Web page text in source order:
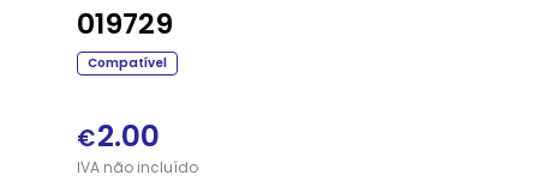
019729
Compatível
€2.00
IVAnãoincluído